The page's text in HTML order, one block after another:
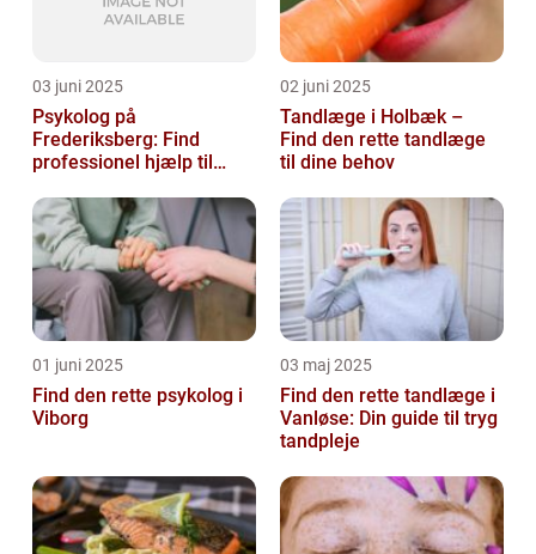
03 juni 2025
Psykolog på
Frederiksberg: Find
professionel hjælp til
02 juni 2025
Tandlæge i Holbæk –
Find den rette tandlæge
til dine behov
01 juni 2025
Find den rette psykolog i
Viborg
03 maj 2025
Find den rette tandlæge i
Vanløse: Din guide til tryg
tandpleje